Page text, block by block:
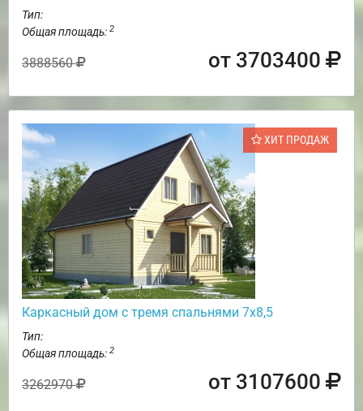
Тип:
Общая площадь: 2
3888560 от 3703400
ХИТ ПРОДАЖ
Каркасный дом с тремя спальнями 7х8,5
Тип:
Общая площадь: 2
3262970 от 3107600